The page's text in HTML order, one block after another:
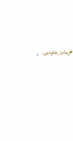
#رمان_جاودیی ،